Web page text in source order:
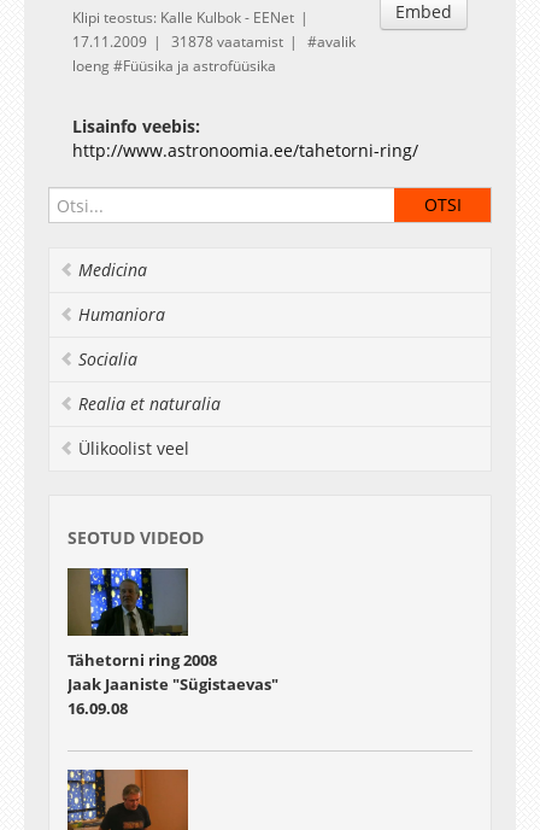
Embed
Klipi teostus: Kalle Kulbok - EENet
17.11.2009
31878 vaatamist
avalik
loeng
Füüsika ja astrofüüsika
Lisainfo veebis:
http://www.astronoomia.ee/tahetorni-ring/
Medicina
Humaniora
Socialia
Realia et naturalia
Ülikoolist veel
SEOTUD VIDEOD
Tähetorni ring 2008
Jaak Jaaniste "Sügistaevas"
16.09.08